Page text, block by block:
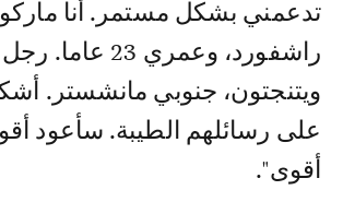
تدعمني بشكل مستمر. أنا
راشفورد، وعمري
ويتنجتون، جنوبي مانشستر.
على رسائلهم الطيبة. سأعود
أقوى".